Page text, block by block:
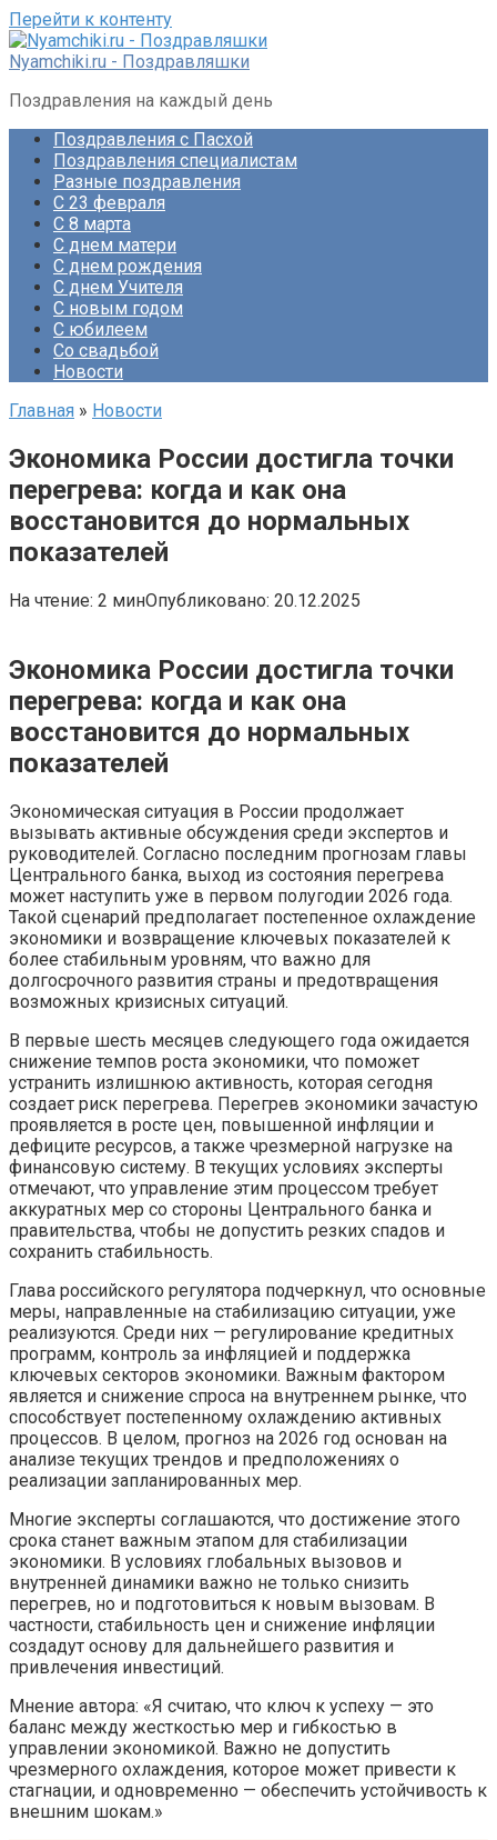
Перейти к контенту
Nyamchiki.ru - Поздравляшки
Поздравления на каждый день
Поздравления с Пасхой
Поздравления специалистам
Разные поздравления
С 23 февраля
С 8 марта
С днем матери
С днем рождения
С днем Учителя
С новым годом
С юбилеем
Со свадьбой
Новости
Главная » Новости
Экономика России достигла точки
перегрева: когда и как она
восстановится до нормальных
показателей
На чтение: 2 минОпубликовано: 20.12.2025
Экономика России достигла точки
перегрева: когда и как она
восстановится до нормальных
показателей
Экономическая ситуация в России продолжает
вызывать активные обсуждения среди экспертов и
руководителей. Согласно последним прогнозам главы
Центрального банка, выход из состояния перегрева
может наступить уже в первом полугодии 2026 года.
Такой сценарий предполагает постепенное охлаждение
экономики и возвращение ключевых показателей к
более стабильным уровням, что важно для
долгосрочного развития страны и предотвращения
возможных кризисных ситуаций.
В первые шесть месяцев следующего года ожидается
снижение темпов роста экономики, что поможет
устранить излишнюю активность, которая сегодня
создает риск перегрева. Перегрев экономики зачастую
проявляется в росте цен, повышенной инфляции и
дефиците ресурсов, а также чрезмерной нагрузке на
финансовую систему. В текущих условиях эксперты
отмечают, что управление этим процессом требует
аккуратных мер со стороны Центрального банка и
правительства, чтобы не допустить резких спадов и
сохранить стабильность.
Глава российского регулятора подчеркнул, что основные
меры, направленные на стабилизацию ситуации, уже
реализуются. Среди них — регулирование кредитных
программ, контроль за инфляцией и поддержка
ключевых секторов экономики. Важным фактором
является и снижение спроса на внутреннем рынке, что
способствует постепенному охлаждению активных
процессов. В целом, прогноз на 2026 год основан на
анализе текущих трендов и предположениях о
реализации запланированных мер.
Многие эксперты соглашаются, что достижение этого
срока станет важным этапом для стабилизации
экономики. В условиях глобальных вызовов и
внутренней динамики важно не только снизить
перегрев, но и подготовиться к новым вызовам. В
частности, стабильность цен и снижение инфляции
создадут основу для дальнейшего развития и
привлечения инвестиций.
Мнение автора: «Я считаю, что ключ к успеху — это
баланс между жесткостью мер и гибкостью в
управлении экономикой. Важно не допустить
чрезмерного охлаждения, которое может привести к
стагнации, и одновременно — обеспечить устойчивость к
внешним шокам.»